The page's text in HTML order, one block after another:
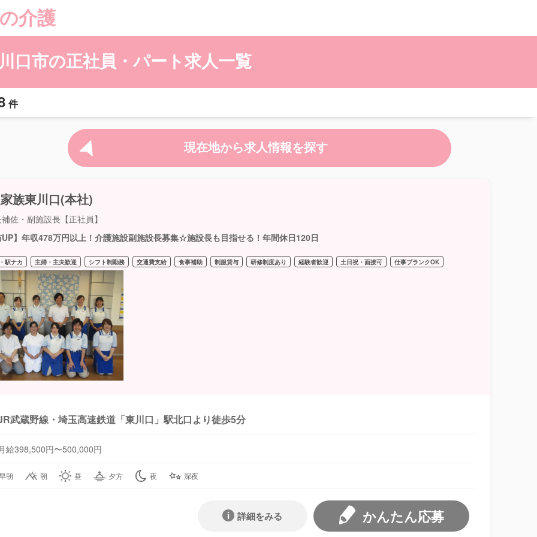
介護
口市の正社員・パート求人一覧
件
現在地から求人情報を探す
族東川口(本社)
佐・副施設長【正社員】
】年収478万円以上！介護施設副施設長募集☆施設長も目指せる！年間休日120日
駅ナカ 主婦・主夫歓迎 シフト制勤務 交通費支給 食事補助 制服貸与 研修制度あり 経験者歓迎 土日祝・面接可 仕事ブランクOK
武蔵野線・埼玉高速鉄道「東川口」駅北口より徒歩5分
給398,500円〜500,000円
朝 朝 昼 夕方 夜 深夜
かんたん応募
詳細をみる